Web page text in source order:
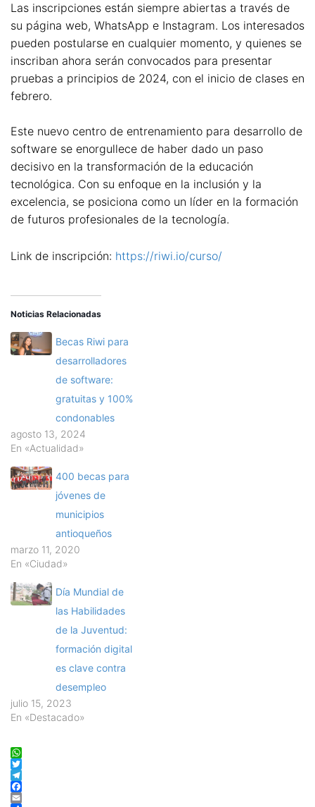
Las inscripciones están siempre abiertas a través de
su página web, WhatsApp e Instagram. Los interesados
pueden postularse en cualquier momento, y quienes se
inscriban ahora serán convocados para presentar
pruebas a principios de 2024, con el inicio de clases en
febrero.
Este nuevo centro de entrenamiento para desarrollo de
software se enorgullece de haber dado un paso
decisivo en la transformación de la educación
tecnológica. Con su enfoque en la inclusión y la
excelencia, se posiciona como un líder en la formación
de futuros profesionales de la tecnología.
Link de inscripción: https://riwi.io/curso/
Noticias Relacionadas
Becas Riwi para
desarrolladores
de software:
gratuitas y 100%
condonables
agosto 13, 2024
En «Actualidad»
400 becas para
jóvenes de
municipios
antioqueños
marzo 11, 2020
En «Ciudad»
Día Mundial de
las Habilidades
de la Juventud:
formación digital
es clave contra
desempleo
julio 15, 2023
En «Destacado»
WhatsApp
Twitter
Telegram
Facebook